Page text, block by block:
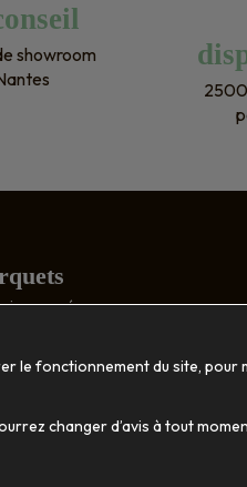
showroom
: poncé
exotique
massif
le fonctionnement du site,
changer d’avis à tout